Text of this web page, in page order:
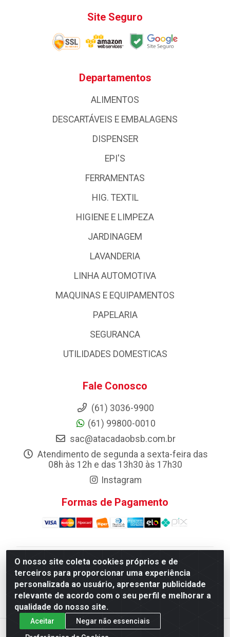
O nosso site coleta cookies próprios e de
terceiros para proporcionar uma experiência
personalizada ao usuário, apresentar publicidade
relevante de acordo com o seu perfil e melhorar a
qualidade do nosso site.
Aceitar
Negar não essenciais
Site Seguro
Departamentos
ALIMENTOS
DESCARTÁVEIS E EMBALAGENS
DISPENSER
EPI'S
FERRAMENTAS
HIG. TEXTIL
HIGIENE E LIMPEZA
JARDINAGEM
LAVANDERIA
LINHA AUTOMOTIVA
MAQUINAS E EQUIPAMENTOS
PAPELARIA
SEGURANCA
UTILIDADES DOMESTICAS
Fale Conosco
(61) 3036-9900
(61) 99800-0010
sac@atacadaobsb.com.br
Atendimento de segunda a sexta-feira das
08h às 12h e das 13h30 às 17h30
Instagram
Formas de Pagamento
Atacadao da Limpeza F. Pereira Queiroz Comercio e
Distribuicao LTDA - Quadra Qi 10 Lotes 39 e, 41 - Setor
Industrial (Taguatinga), Brasília/DF - CEP 72.135-100 -
CNPJ 13.184.675/0001-80